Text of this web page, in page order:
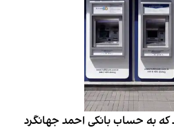
که به حساب بانکی احمد جهانگرد